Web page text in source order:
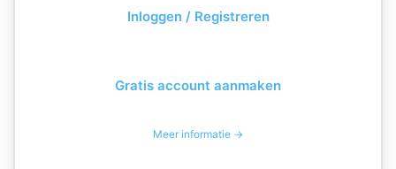
Inloggen / Registreren
Gratis account aanmaken
Meer informatie →